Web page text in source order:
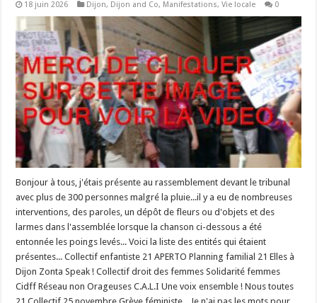
18 juin 2026 Dijon, Dijon and Co, Manifestations,Vie locale 0
Bonjour à tous, j'étais présente au rassemblement devant le tribunal
avec plus de 300 personnes malgré la pluie...il y a eu de nombreuses
interventions, des paroles, un dépôt de fleurs ou d'objets et des
larmes dans l'assemblée lorsque la chanson ci-dessous a été
entonnée les poings levés... Voici la liste des entités qui étaient
présentes... Collectif enfantiste 21 APERTO Planning familial 21 Elles à
Dijon Zonta Speak ! Collectif droit des femmes Solidarité femmes
Cidff Réseau non Orageuses C.A.L.I Une voix ensemble ! Nous toutes